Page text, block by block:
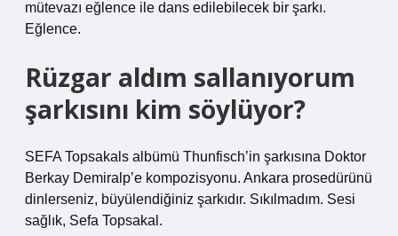
mütevazı eğlence ile dans edilebilecek bir şarkı.
Eğlence.
Rüzgar aldım sallanıyorum
şarkısını kim söylüyor?
SEFA Topsakals albümü Thunfisch’in şarkısına Doktor
Berkay Demiralp’e kompozisyonu. Ankara prosedürünü
dinlerseniz, büyülendiğiniz şarkıdır. Sıkılmadım. Sesi
sağlık, Sefa Topsakal.